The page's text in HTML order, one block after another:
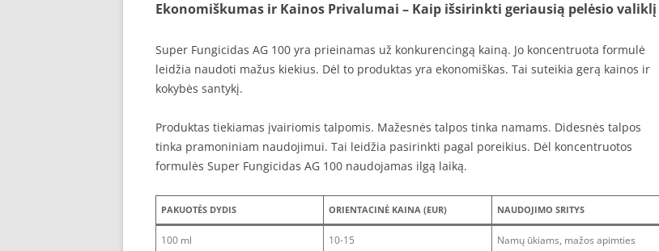
Ekonomiškumas ir Kainos Privalumai – Kaip išsirinkti geriausią pelėsio valiklį
Super Fungicidas AG 100 yra prieinamas už konkurencingą kainą. Jo koncentruota formulė
leidžia naudoti mažus kiekius. Dėl to produktas yra ekonomiškas. Tai suteikia gerą kainos ir
kokybės santykį.
Produktas tiekiamas įvairiomis talpomis. Mažesnės talpos tinka namams. Didesnės talpos
tinka pramoniniam naudojimui. Tai leidžia pasirinkti pagal poreikius. Dėl koncentruotos
formulės Super Fungicidas AG 100 naudojamas ilgą laiką.
PAKUOTĖS DYDIS ORIENTACINĖ KAINA (EUR) NAUDOJIMO SRITYS
100 ml 10-15
Namų ūkiams, mažos apimties